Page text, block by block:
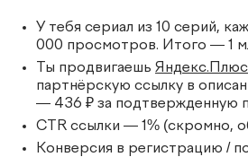
У тебя сериал из 10 серий,
000 просмотров. Итого — 1
Ты продвигаешь Яндекс.Плюс
партнёрскую ссылку в
— 436 ₽ за подтвержденную
CTR ссылки — 1% (скромно,
Конверсия в регистрацию /